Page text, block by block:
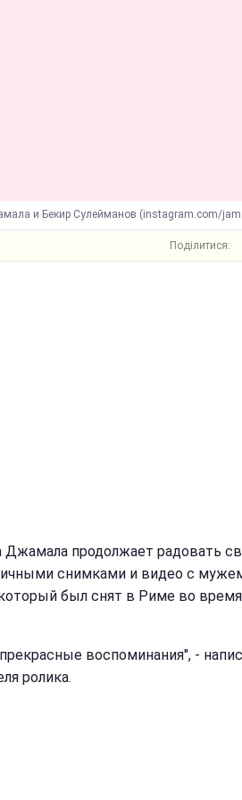
и Бекир Сулейманов (instagram.com/
Поділитися:
Джамала продолжает радовать
снимками и видео с
был снят в Риме во
воспоминания", -
ролика.